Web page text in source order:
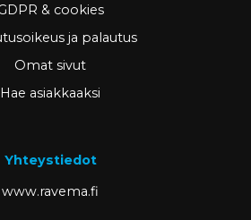
& cookies
ja palautus
Omat sivut
Hae asiakkaaksi
Yhteystiedot
www.ravema.fi